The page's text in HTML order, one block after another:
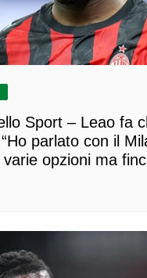
Sport – Leao fa
parlato con il
opzioni ma